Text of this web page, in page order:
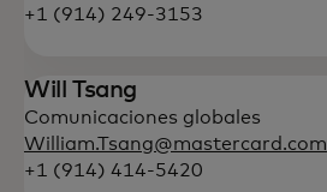
+1 (914) 249-3153
Will Tsang
Comunicaciones globales
William.Tsang@mastercard.com
+1 (914) 414-5420